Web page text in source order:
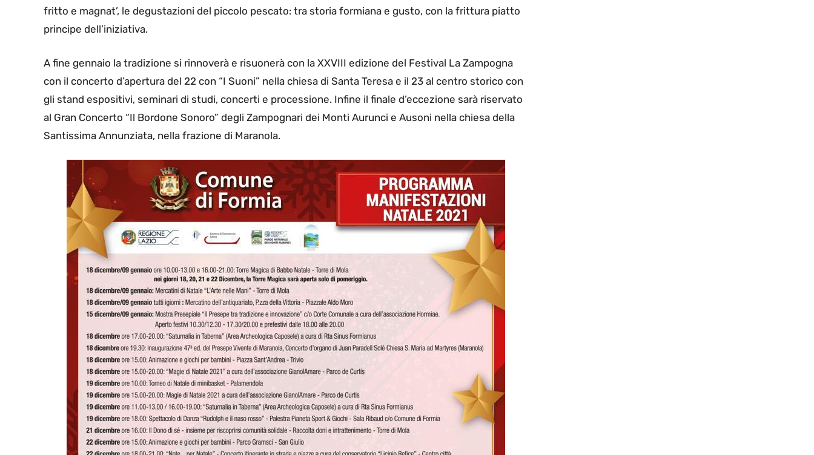
fritto e magnat’, le degustazioni del piccolo pescato: tra storia formiana e gusto, con la frittura piatto
principe dell’iniziativa.
A fine gennaio la tradizione si rinnoverà e risuonerà con la XXVIII edizione del Festival La Zampogna
con il concerto d’apertura del 22 con “I Suoni” nella chiesa di Santa Teresa e il 23 al centro storico con
gli stand espositivi, seminari di studi, concerti e processione. Infine il finale d’eccezione sarà riservato
al Gran Concerto “Il Bordone Sonoro” degli Zampognari dei Monti Aurunci e Ausoni nella chiesa della
Santissima Annunziata, nella frazione di Maranola.